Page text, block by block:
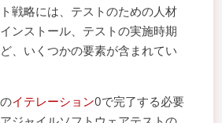
戦略には、テストのための人材
ンストール、テストの実施時期
、いくつかの要素が含まれてい
イテレーション0で完了する必要